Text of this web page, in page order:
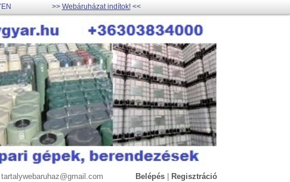
>> Webáruházat indítok!<<
Belépés Regisztráció